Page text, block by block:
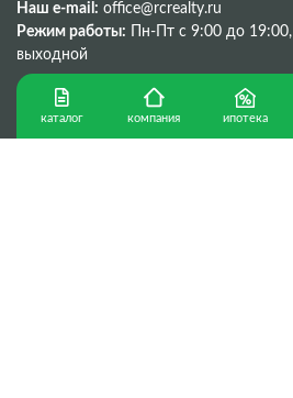
каталог компания ипотека
Наш e-mail: office@rcrealty.ru
Режим работы:
Пн-Пт с 9:00 до 19:00,
выходной